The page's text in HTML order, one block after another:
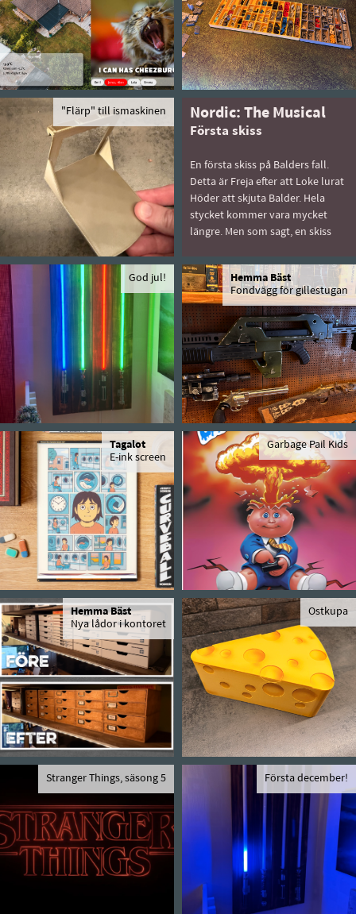
"Flärp" till ismaskinen Nordic: The Musical
Första skiss
En första skiss på Balders fall.
Detta är Freja efter att Loke lurat
Höder att skjuta Balder. Hela
stycket kommer vara mycket
längre. Men som sagt, en skiss
God jul!
Hemma Bäst
Fondvägg för gillestugan
Tagalot
E-ink screen
Garbage Pail Kids
Hemma Bäst
Nya lådor i kontoret
Ostkupa
Stranger Things, säsong 5 Första december!